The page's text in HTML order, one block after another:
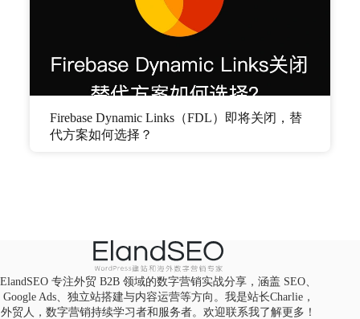
Firebase Dynamic Links（FDL）即将关闭，替
代方案如何选择？
ElandSEO 专注外贸 B2B 领域的数字营销实战分享，涵盖 SEO、
Google Ads、独立站搭建与内容运营等方向。我是站长Charlie，
外贸人，数字营销持续学习者和服务者。欢迎联系我了解更多！